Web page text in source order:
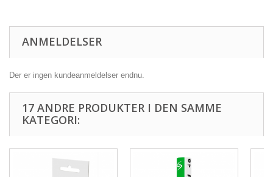
ANMELDELSER
Der er ingen kundeanmeldelser endnu.
17 ANDRE PRODUKTER I DEN SAMME
KATEGORI: